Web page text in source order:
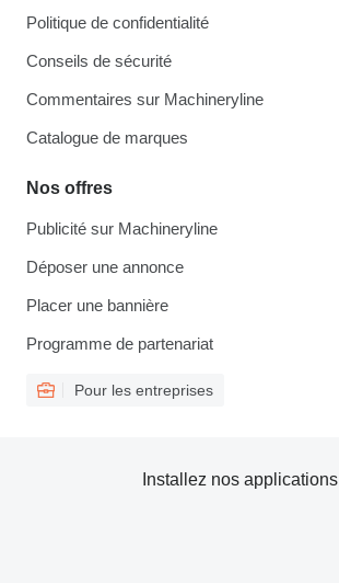
Politique de confidentialité
Conseils de sécurité
Commentaires sur Machineryline
Catalogue de marques
Nos offres
Publicité sur Machineryline
Déposer une annonce
Placer une bannière
Programme de partenariat
Pour les entreprises
Installez nos applications